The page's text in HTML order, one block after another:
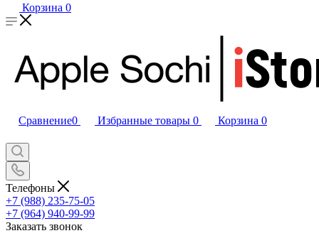
Корзина 0
Сравнение0 Избранные товары 0 Корзина 0
Телефоны
+7 (988) 235-75-05
+7 (964) 940-99-99
Заказать звонок